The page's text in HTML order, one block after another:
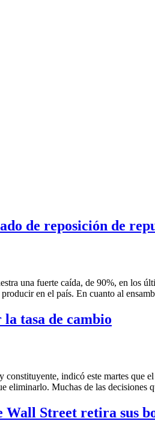
de reposición de
una fuerte caída, de 90%, en los
en el país. En cuanto al
tasa de cambio
indicó este martes que
eliminarlo. Muchas de las decisiones
Street retira sus